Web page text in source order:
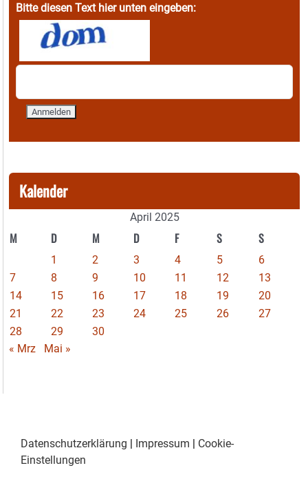
Bitte diesen Text hier unten eingeben:
Kalender
April 2025
M D M D F S S
1 2 3 4 5
6
7
8 9 10 11 12
13
14
15 16 17 18 19
20
21
22 23 24 25 26
27
28
29
30
« Mrz
Mai »
Datenschutzerklärung | Impressum | Cookie-
Einstellungen